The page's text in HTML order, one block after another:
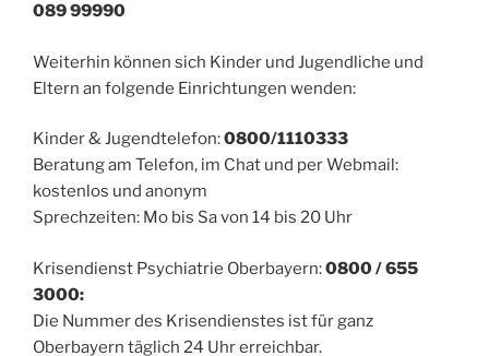
089 99990
Weiterhin können sich Kinder und Jugendliche und
Eltern an folgende Einrichtungen wenden:
Kinder & Jugendtelefon:0800/1110333
Beratung am Telefon, im Chat und per Webmail:
kostenlos und anonym
Sprechzeiten: Mo bis Sa von 14 bis 20 Uhr
Krisendienst Psychiatrie Oberbayern:0800 / 655
3000:
Die Nummer des Krisendienstes ist für ganz
Oberbayern täglich 24 Uhr erreichbar.